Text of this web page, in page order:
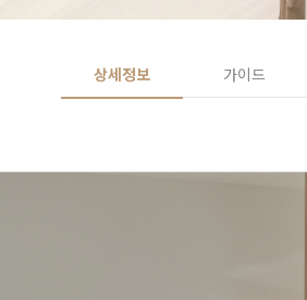
상세정보 가이드